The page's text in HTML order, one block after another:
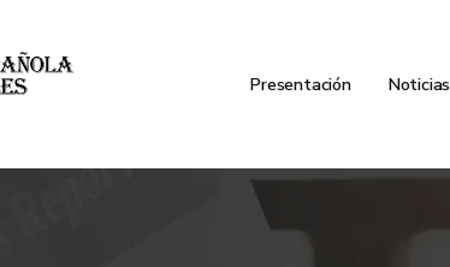
Presentación Noticias